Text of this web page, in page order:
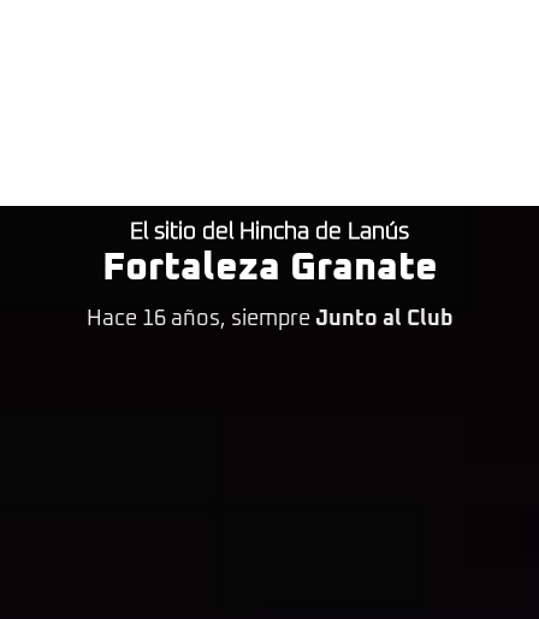
El sitio del Hincha de Lanús
Fortaleza Granate
Hace 16 años, siempre Junto al Club